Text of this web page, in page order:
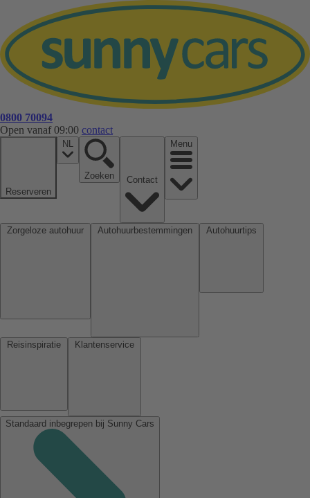
0800 70094
Open vanaf 09:00 contact
Reserveren
NL
Zoeken
Menu
Standaard inbegrepen bij Sunny Cars